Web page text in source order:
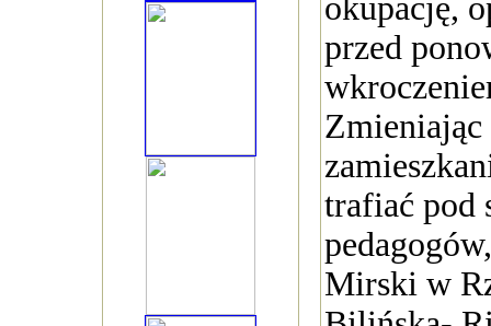
okupację,
przed
Zmieniając
trafiać pod
Mirski w